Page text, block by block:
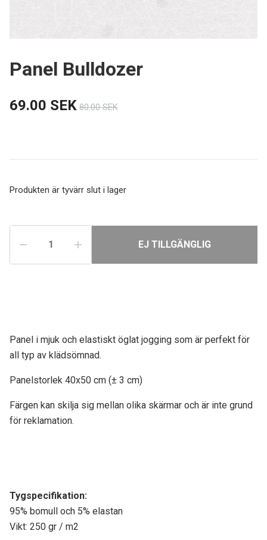
Panel Bulldozer
69.00 SEK 80.00 SEK
Produkten är tyvärr slut i lager
EJ TILLGÄNGLIG
Panel i mjuk och elastiskt öglat jogging som är perfekt för
all typ av klädsömnad.
Panelstorlek 40x50 cm (± 3 cm)
Färgen kan skilja sig mellan olika skärmar och är inte grund
för reklamation.
Tygspecifikation:
95% bomull och 5% elastan
Vikt: 250 gr / m2